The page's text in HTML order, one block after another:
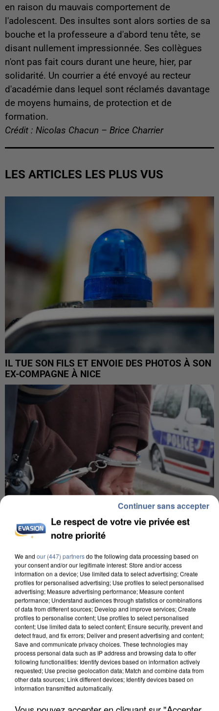
en raison du mauvais comportement de
l'adolescent. Des insultes sont alors sorties de sa
bouche et la professeure a d'abord tenu tête, se
disant nullement impressionnée. Ses collègues
n'ont pas fait cours durant une heure, hier, par
solidarité. Un courrier a été envoyé au recteur
d'académie dans lequel sont réclamés davantage
de moyens humains, de protection et de
formation.
Crédit : Nicolas Chacun – Brice Charrier
LES ARTICLES LES PLUS VUS
IL TUE SON FILS ET ENVOIE DES PHOTOS À SON
EX-COMPAGNE À NICE
L’UN DES FONDATEURS SUPPOSÉS DE LA DZ
MAFIA INTERPELLÉ EN ALGÉRIE
Le respect de votre vie privée est
notre priorité
We and our (447) partnersdo the following data processing based on
your consent and/or our legitimate interest: Store and/or access
information on a device; Use limited data to select advertising; Create
profiles for personalised advertising; Use profiles to select personalised
advertising; Measure advertising performance; Measure content
performance; Understand audiences through statistics or combinations
of data from different sources; Develop and improve services; Create
profiles to personalise content; Use profiles to select personalised
content; Use limited data to select content; Ensure security, prevent and
detect fraud, and fix errors; Deliver and present advertising and content;
Save and communicate privacy choices. These technologies may
process personal data such as IP address and browsing data to offer
following functionalities: Identify devices based on information actively
requested; Use precise geolocation data; Match and combine data from
other data sources; Link different devices; Identify devices based on
information transmitted automatically.
Continuer sans accepter